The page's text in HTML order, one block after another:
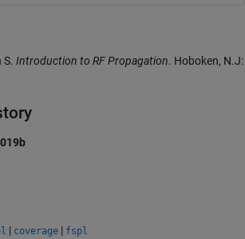
S. Introduction to RF Propagation. Hoboken, N.J:
| coverage | fspl